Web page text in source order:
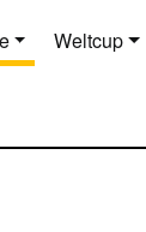
Weltcup